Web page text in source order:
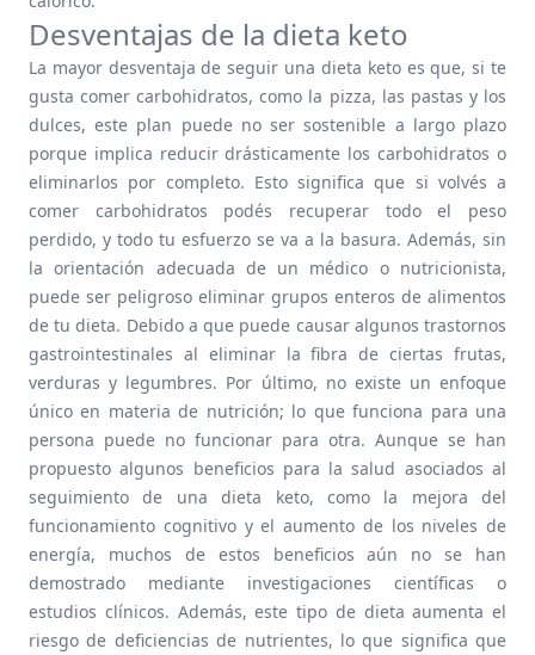
Desventajas de la dieta keto
La mayor desventaja de seguir una dieta keto es que, si te
gusta comer carbohidratos, como la pizza, las pastas y los
dulces, este plan puede no ser sostenible a largo plazo
porque implica reducir drásticamente los carbohidratos o
eliminarlos por completo. Esto significa que si volvés a
comer carbohidratos podés recuperar todo el peso
perdido, y todo tu esfuerzo se va a la basura. Además, sin
la orientación adecuada de un médico o nutricionista,
puede ser peligroso eliminar grupos enteros de alimentos
de tu dieta. Debido a que puede causar algunos trastornos
gastrointestinales al eliminar la fibra de ciertas frutas,
verduras y legumbres. Por último, no existe un enfoque
único en materia de nutrición; lo que funciona para una
persona puede no funcionar para otra. Aunque se han
propuesto algunos beneficios para la salud asociados al
seguimiento de una dieta keto, como la mejora del
funcionamiento cognitivo y el aumento de los niveles de
energía, muchos de estos beneficios aún no se han
demostrado mediante investigaciones científicas o
estudios clínicos. Además, este tipo de dieta aumenta el
riesgo de deficiencias de nutrientes, lo que significa que